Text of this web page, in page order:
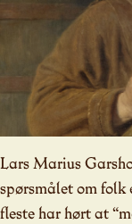
Lars Marius
spørsmålet om
fleste har hørt at